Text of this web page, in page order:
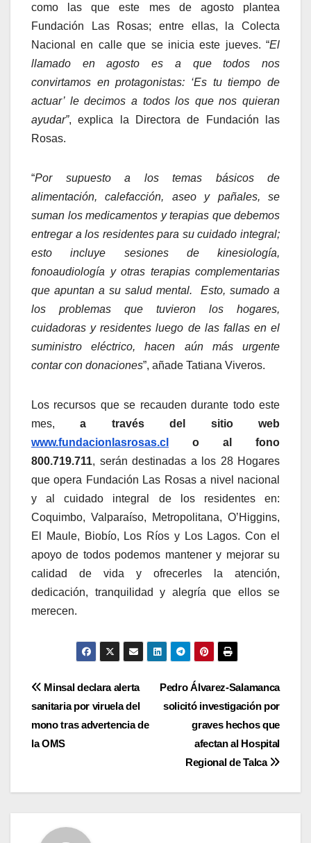
como las que este mes de agosto plantea
Fundación Las Rosas; entre ellas, la Colecta
Nacional en calle que se inicia este jueves. “El
llamado en agosto es a que todos nos
convirtamos en protagonistas: ‘Es tu tiempo de
actuar’ le decimos a todos los que nos quieran
ayudar”, explica la Directora de Fundación las
Rosas.
“Por supuesto a los temas básicos de
alimentación, calefacción, aseo y pañales, se
suman los medicamentos y terapias que debemos
entregar a los residentes para su cuidado integral;
esto incluye sesiones de kinesiología,
fonoaudiología y otras terapias complementarias
que apuntan a su salud mental. Esto, sumado a
los problemas que tuvieron los hogares,
cuidadoras y residentes luego de las fallas en el
suministro eléctrico, hacen aún más urgente
contar con donaciones”, añade Tatiana Viveros.
Los recursos que se recauden durante todo este
mes,a través del sitio web
www.fundacionlasrosas.cl
o al fono
800.719.711, serán destinadas a los 28 Hogares
que opera Fundación Las Rosas a nivel nacional
y al cuidado integral de los residentes en:
Coquimbo, Valparaíso, Metropolitana, O’Higgins,
El Maule, Biobío, Los Ríos y Los Lagos. Con el
apoyo de todos podemos mantener y mejorar su
calidad de vida y ofrecerles la atención,
dedicación, tranquilidad y alegría que ellos se
merecen.
Navegación
de
entradas
Pedro Álvarez-Salamanca
solicitó investigación por
graves hechos que
afectan al Hospital
Regional de Talca
Minsal declara alerta
sanitaria por viruela del
mono tras advertencia de
la OMS